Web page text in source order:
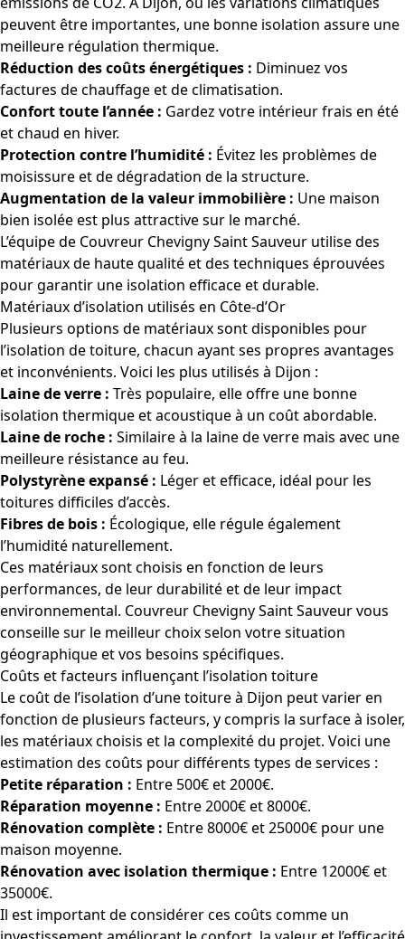
peuvent être importantes, une bonne isolation assure une
meilleure régulation thermique.
Réduction des coûts énergétiques : Diminuez vos
factures de chauffage et de climatisation.
Confort toute l’année : Gardez votre intérieur frais en été
et chaud en hiver.
Protection contre l’humidité : Évitez les problèmes de
moisissure et de dégradation de la structure.
Augmentation de la valeur immobilière : Une maison
bien isolée est plus attractive sur le marché.
L’équipe de Couvreur Chevigny Saint Sauveur utilise des
matériaux de haute qualité et des techniques éprouvées
pour garantir une isolation efficace et durable.
Matériaux d’isolation utilisés en Côte-d’Or
Plusieurs options de matériaux sont disponibles pour
l’isolation de toiture, chacun ayant ses propres avantages
et inconvénients. Voici les plus utilisés à Dijon :
Laine de verre : Très populaire, elle offre une bonne
isolation thermique et acoustique à un coût abordable.
Laine de roche : Similaire à la laine de verre mais avec une
meilleure résistance au feu.
Polystyrène expansé : Léger et efficace, idéal pour les
toitures difficiles d’accès.
Fibres de bois : Écologique, elle régule également
l’humidité naturellement.
Ces matériaux sont choisis en fonction de leurs
performances, de leur durabilité et de leur impact
environnemental. Couvreur Chevigny Saint Sauveur vous
conseille sur le meilleur choix selon votre situation
géographique et vos besoins spécifiques.
Coûts et facteurs influençant l’isolation toiture
Le coût de l’isolation d’une toiture à Dijon peut varier en
fonction de plusieurs facteurs, y compris la surface à isoler,
les matériaux choisis et la complexité du projet. Voici une
estimation des coûts pour différents types de services :
Petite réparation : Entre 500€ et 2000€.
Réparation moyenne : Entre 2000€ et 8000€.
Rénovation complète : Entre 8000€ et 25000€ pour une
maison moyenne.
Rénovation avec isolation thermique : Entre 12000€ et
35000€.
Il est important de considérer ces coûts comme un